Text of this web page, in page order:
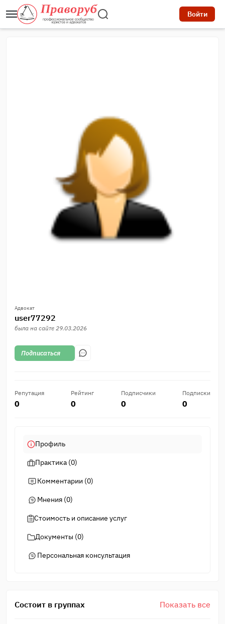
Войти
Адвокат
user77292
была на сайте 29.03.2026
Подписаться
Репутация
0
Рейтинг
0
Подписчики
0
Подписки
0
Профиль
Практика (0)
Комментарии (0)
Мнения (0)
Стоимость и описание услуг
Документы (0)
Персональная консультация
Состоит в группах Показать все